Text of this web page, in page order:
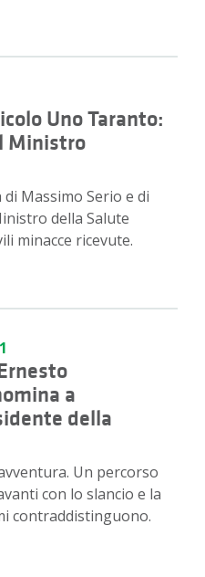
Uno Taranto:
Ministro
Massimo Serio e di
della Salute
minacce ricevute.
a
della
Un percorso
con lo slancio e la
contraddistinguono.